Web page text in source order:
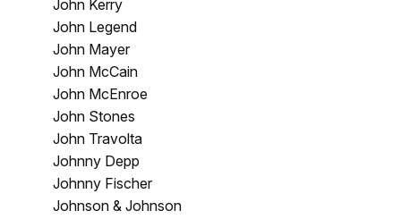
John Kerry
John Legend
John Mayer
John McCain
John McEnroe
John Stones
John Travolta
Johnny Depp
Johnny Fischer
Johnson & Johnson